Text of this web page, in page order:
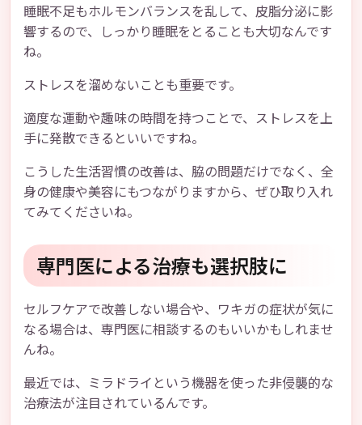
睡眠不足もホルモンバランスを乱して、皮脂分泌に影
響するので、しっかり睡眠をとることも大切なんです
ね。
ストレスを溜めないことも重要です。
適度な運動や趣味の時間を持つことで、ストレスを上
手に発散できるといいですね。
こうした生活習慣の改善は、脇の問題だけでなく、全
身の健康や美容にもつながりますから、ぜひ取り入れ
てみてくださいね。
専門医による治療も選択肢に
セルフケアで改善しない場合や、ワキガの症状が気に
なる場合は、専門医に相談するのもいいかもしれませ
んね。
最近では、ミラドライという機器を使った非侵襲的な
治療法が注目されているんです。